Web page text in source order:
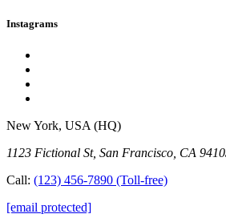
Instagrams
New York, USA (HQ)
1123 Fictional St, San Francisco, CA
Call: (123) 456-7890 (Toll-free)
[email protected]